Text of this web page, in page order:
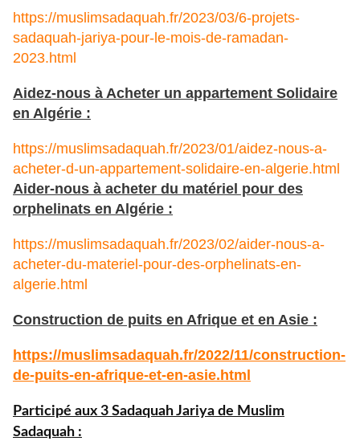
https://muslimsadaquah.fr/2023/03/6-projets-
sadaquah-jariya-pour-le-mois-de-ramadan-
2023.html
Aidez-nous à Acheter un appartement Solidaire
en Algérie :
https://muslimsadaquah.fr/2023/01/aidez-nous-a-
acheter-d-un-appartement-solidaire-en-algerie.html
Aider-nous à acheter du matériel pour des
orphelinats en Algérie :
https://muslimsadaquah.fr/2023/02/aider-nous-a-
acheter-du-materiel-pour-des-orphelinats-en-
algerie.html
Construction de puits en Afrique et en Asie :
https://muslimsadaquah.fr/2022/11/construction-
de-puits-en-afrique-et-en-asie.html
Participé aux 3 Sadaquah Jariya de Muslim
Sadaquah :